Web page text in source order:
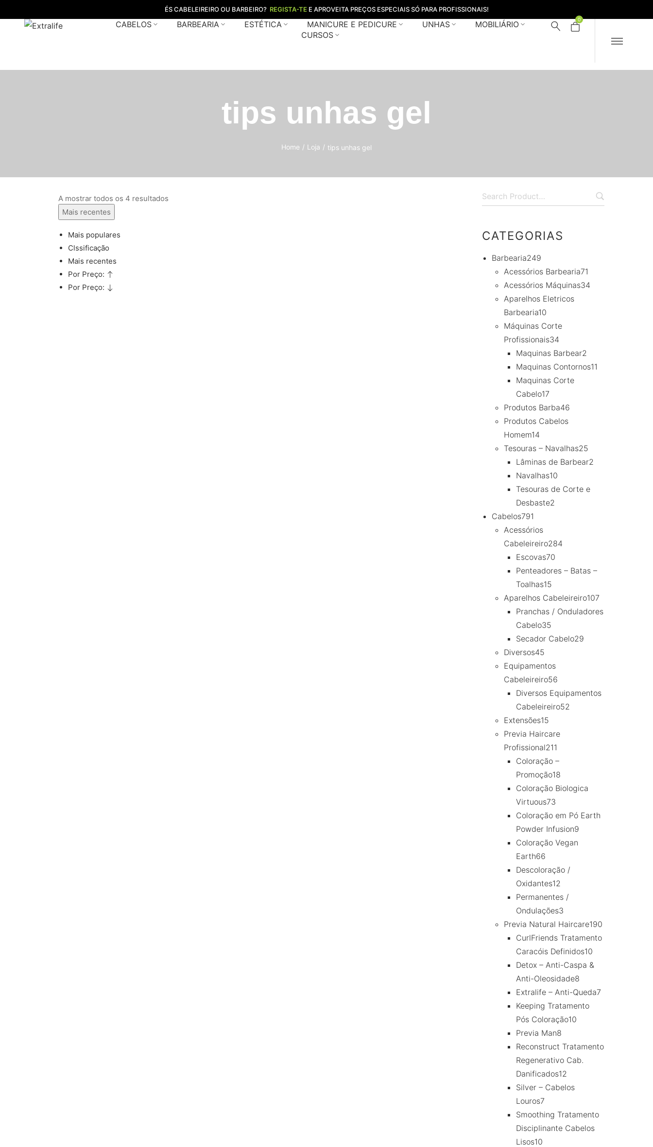
ÉS CABELEIREIRO OU BARBEIRO? REGISTA-TE E APROVEITA PREÇOS ESPECIAIS SÓ PARA PROFISSIONAIS!
CABELOS BARBEARIA ESTÉTICA MANICURE E PEDICURE UNHAS
MOBILIÁRIO
CURSOS
0
tips unhas gel
Home / Loja / tips unhas gel
A mostrar todos os 4 resultados
Mais recentes
Mais populares
Clssificação
Mais recentes
Por Preço:
Por Preço:
CATEGORIAS
Barbearia249
Acessórios Barbearia71
Acessórios Máquinas34
Aparelhos Eletricos
Barbearia10
Máquinas Corte
Profissionais34
Maquinas Barbear2
Maquinas Contornos11
Maquinas Corte
Cabelo17
Produtos Barba46
Produtos Cabelos
Homem14
Tesouras – Navalhas25
Lâminas de Barbear2
Navalhas10
Tesouras de Corte e
Desbaste2
Cabelos791
Acessórios
Cabeleireiro284
Escovas70
Penteadores – Batas –
Toalhas15
Aparelhos Cabeleireiro107
Pranchas / Onduladores
Cabelo35
Secador Cabelo29
Diversos45
Equipamentos
Cabeleireiro56
Diversos Equipamentos
Cabeleireiro52
Extensões15
Previa Haircare
Profissional211
Coloração –
Promoção18
Coloração Biologica
Virtuous73
Coloração em Pó Earth
Powder Infusion9
Coloração Vegan
Earth66
Descoloração /
Oxidantes12
Permanentes /
Ondulações3
Previa Natural Haircare190
CurlFriends Tratamento
Caracóis Definidos10
Detox – Anti-Caspa &
Anti-Oleosidade8
Extralife – Anti-Queda7
Keeping Tratamento
Pós Coloração10
Previa Man8
Reconstruct Tratamento
Regenerativo Cab.
Danificados12
Silver – Cabelos
Louros7
Smoothing Tratamento
Disciplinante Cabelos
Lisos10